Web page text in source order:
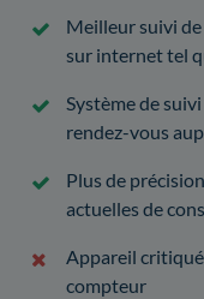
Meilleur suivi
sur internet tel
Système de
rendez-vous
Plus de
actuelles de
Appareil critiqué
compteur